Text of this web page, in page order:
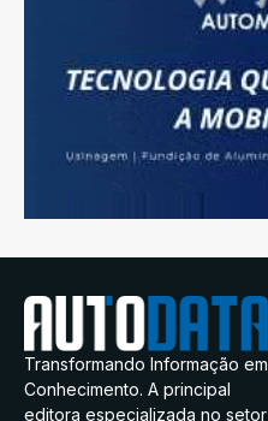
Transformando Informação em
Conhecimento. A principal
editora especializada no setor